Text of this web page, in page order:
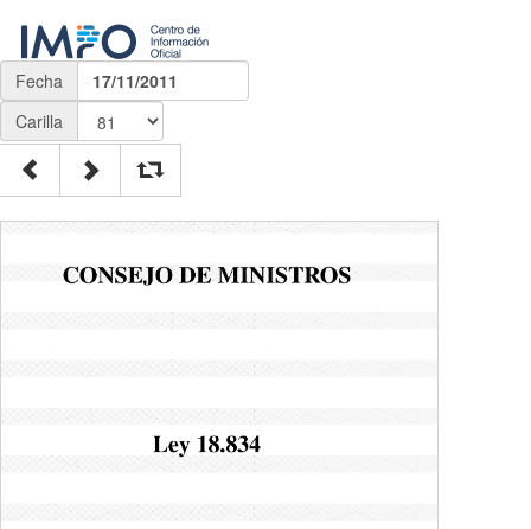
Fecha
17/11/2011
Carilla